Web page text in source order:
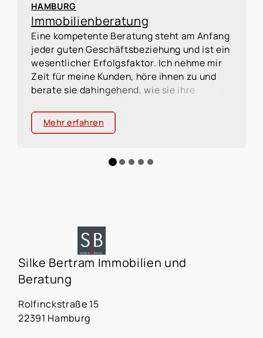
HAMBURG
Immobilienberatung
Eine kompetente Beratung steht am Anfang
jeder guten Geschäftsbeziehung und ist ein
wesentlicher Erfolgsfaktor. Ich nehme mir
Zeit für meine Kunden, höre ihnen zu und
berate sie dahingehend, wie sie ihre
können. Sie profitieren dabei von meinem
umfassenden Fachwissen in den Bereichen
meiner Kenntnis verschiedener
Mehr erfahren
Silke Bertram Immobilien und
Beratung
Rolfinckstraße 15
22391 Hamburg